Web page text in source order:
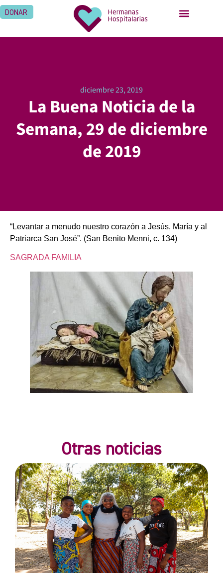
DONAR
diciembre 23, 2019
La Buena Noticia de la
Semana, 29 de diciembre
de 2019
“Levantar a menudo nuestro corazón a Jesús, María y al
Patriarca San José”. (San Benito Menni, c. 134)
SAGRADA FAMILIA
Otras noticias